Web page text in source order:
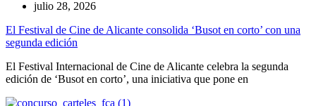
julio 28, 2026
El Festival de Cine de Alicante consolida ‘Busot en corto’ con una
segunda edición
El Festival Internacional de Cine de Alicante celebra la segunda
edición de ‘Busot en corto’, una iniciativa que pone en